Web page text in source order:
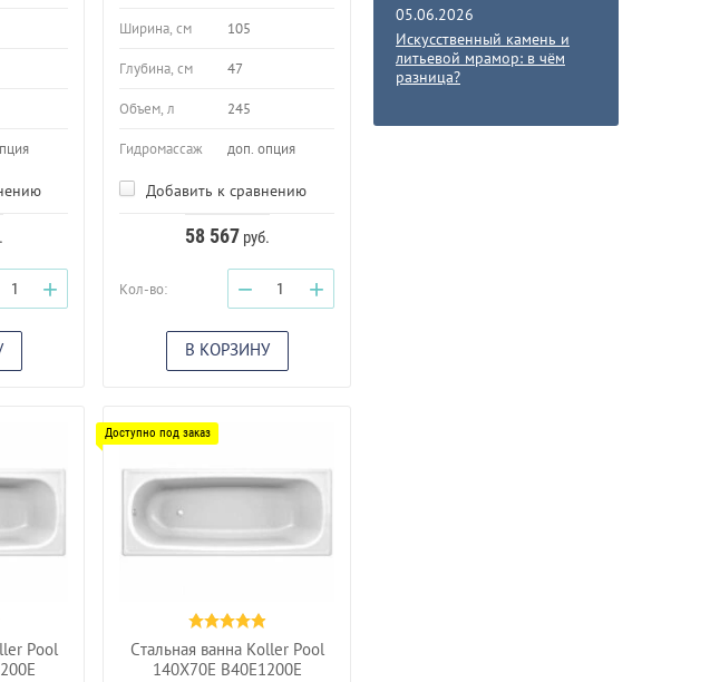
05.06.2026
Искусственный камень и
литьевой мрамор: в чём
разница?
+
Ширина, см 105
Глубина, см 47
Объем, л 245
Гидромассаж доп. опция
Добавить к сравнению
58 567 руб.
Кол-во: − +
В КОРЗИНУ
Pool
Стальная ванна Koller Pool
140X70E B40E1200E